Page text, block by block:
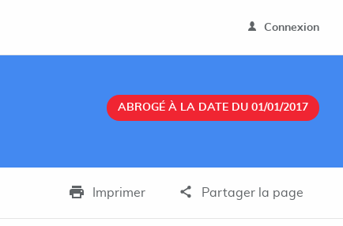
Connexion
ABROGÉ À LA DATE DU 01/01/2017
Imprimer Partager la page